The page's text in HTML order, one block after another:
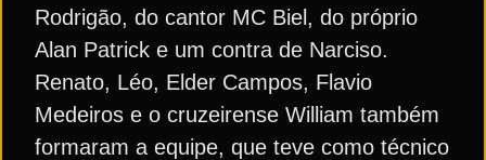
Rodrigão, do cantor MC Biel, do próprio
Alan Patrick e um contra de Narciso.
Renato, Léo, Elder Campos, Flavio
Medeiros e o cruzeirense William também
formaram a equipe, que teve como técnico